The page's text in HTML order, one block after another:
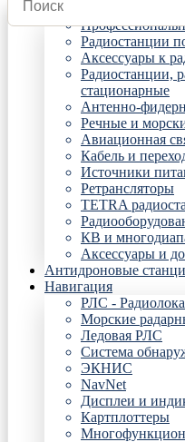
Радиостанции
Радиостанции
Аксессуары к
Радиостанции,
стационарные
Антенно-
Речные и
Авиационная
Кабель и
Источники
Ретрансляторы
TETRA
КВ и
Аксессуары и
Антидроновые
Навигация
РЛС -
Морские
Ледовая РЛС
Система
ЭКНИС
NavNet
Дисплеи и
Картплоттеры